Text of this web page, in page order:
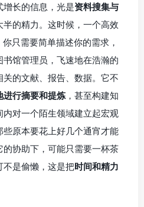
长的信息，光是资料搜集与
的精力。这时候，一个高效
只需要简单描述你的需求，
馆管理员，飞速地在浩瀚的
的文献、报告、数据。它不
进行摘要和提炼 ，甚至构建知
对一个陌生领域建立起宏观
原本要花上好几个通宵才能
协助下，可能只需要一杯茶
不是偷懒，这是把时间和精力